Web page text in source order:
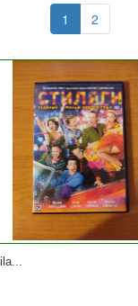
1 2